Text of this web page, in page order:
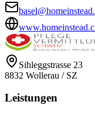
Sihleggstrasse 23
8832 Wollerau / SZ
Leistungen